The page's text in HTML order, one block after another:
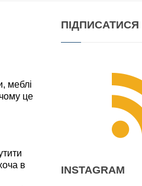
меблі
це
в
ПІДПИСАТИСЯ
INSTAGRAM